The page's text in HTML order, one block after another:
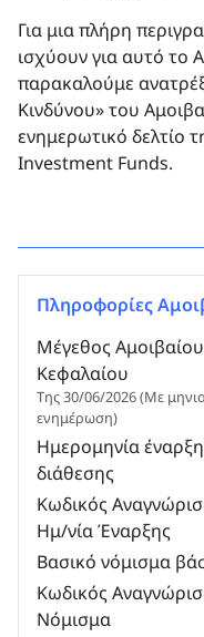
Για μια πλήρη
ισχύουν για αυτό το
παρακαλούμε
Κινδύνου» του
ενημερωτικό δελτίο
Investment Funds.
Πληροφορίες
Μέγεθος Αμοιβαίου
Κεφαλαίου
Της 30/06/2026 (Με μηνιαία
ενημέρωση)
Ημερομηνία
διάθεσης
Κωδικός
Ημ/νία Έναρξης
Βασικό νόμισμα
Κωδικός
Νόμισμα